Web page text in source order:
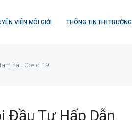
VIÊN MÔI GIỚI THÔNG TIN THỊ TRƯỜNG
hậu Covid-19
Đầu Tư Hấp Dẫn